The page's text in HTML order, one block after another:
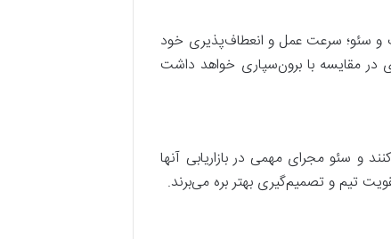
مارکتینگ و سئو؛ سرعت عمل و انعطاف‌پذیری خود
در مقایسه با برون‌سپاری خواهد داشت
می‌کنند و سئو مجرای مهمی در بازاریابی آنها
تیم و تصمیم‌گیری بهتر بره می‌برند.